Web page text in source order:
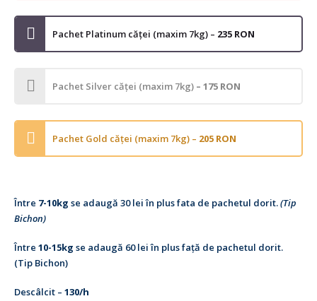
Pachet Platinum căței (maxim 7kg) – 235 RON
Pachet Silver căței (maxim 7kg) – 175 RON
Pachet Gold căței (maxim 7kg) – 205 RON
Între 7-10kg se adaugă 30 lei în plus fata de pachetul dorit.(Tip
Bichon)
Între 10-15kg se adaugă 60 lei în plus față de pachetul dorit.
(Tip Bichon)
Descâlcit – 130/h